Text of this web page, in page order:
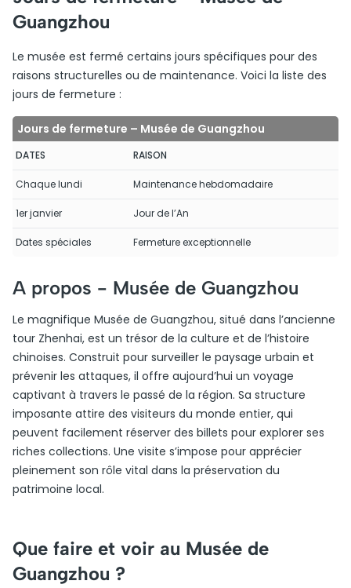
Guangzhou
Le musée est fermé certains jours spécifiques pour des
raisons structurelles ou de maintenance. Voici la liste des
jours de fermeture :
Jours de fermeture – Musée de Guangzhou
DATES RAISON
Chaque lundi Maintenance hebdomadaire
1er janvier Jour de l’An
Dates spéciales Fermeture exceptionnelle
A propos - Musée de Guangzhou
Le magnifique Musée de Guangzhou, situé dans l’ancienne
tour Zhenhai, est un trésor de la culture et de l’histoire
chinoises. Construit pour surveiller le paysage urbain et
prévenir les attaques, il offre aujourd’hui un voyage
captivant à travers le passé de la région. Sa structure
imposante attire des visiteurs du monde entier, qui
peuvent facilement réserver des billets pour explorer ses
riches collections. Une visite s’impose pour apprécier
pleinement son rôle vital dans la préservation du
patrimoine local.
Que faire et voir au Musée de
Guangzhou ?